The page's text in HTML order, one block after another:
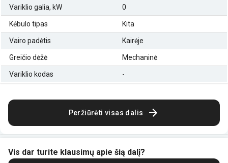
Variklio galia, kW 0
Kėbulo tipas Kita
Vairo padėtis Kairėje
Greičio dėžė Mechaninė
Variklio kodas -
Peržiūrėti visas dalis
Vis dar turite klausimų apie šią dalį?